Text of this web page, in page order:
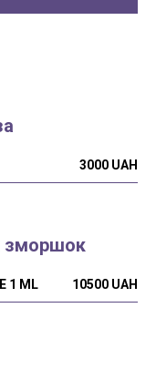
3000 UAH
зморшок
1 ML 10500 UAH